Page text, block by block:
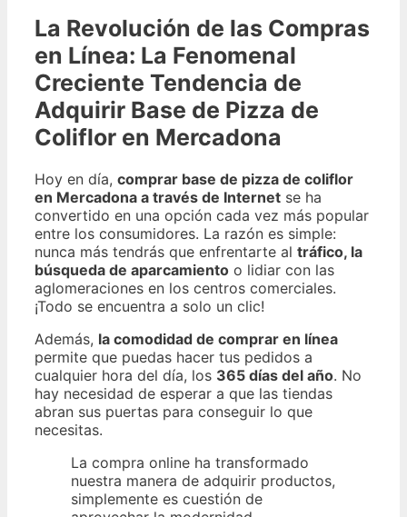
La Revolución de las Compras
en Línea: La Fenomenal
Creciente Tendencia de
Adquirir Base de Pizza de
Coliflor en Mercadona
Hoy en día, comprar base de pizza de coliflor
en Mercadona a través de Internet se ha
convertido en una opción cada vez más popular
entre los consumidores. La razón es simple:
nunca más tendrás que enfrentarte al tráfico, la
búsqueda de aparcamiento o lidiar con las
aglomeraciones en los centros comerciales.
¡Todo se encuentra a solo un clic!
Además, la comodidad de comprar en línea
permite que puedas hacer tus pedidos a
cualquier hora del día, los 365 días del año. No
hay necesidad de esperar a que las tiendas
abran sus puertas para conseguir lo que
necesitas.
La compra online ha transformado
nuestra manera de adquirir productos,
simplemente es cuestión de